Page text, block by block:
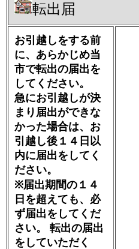
転出届
お引越しをする前
に、あらかじめ当
市で転出の届出を
してください。
急にお引越しが決
まり届出ができな
かった場合は、お
引越し後１４日以
内に届出をしてく
ださい。
※届出期間の１４
日を超えても、必
ず届出をしてくだ
さい。 転出の届出
をしていただく